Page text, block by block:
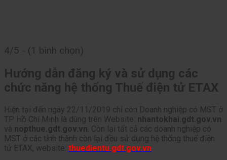
4/5 - (1 bình chọn)
Hướng dẫn đăng ký và sử dụng các
chức năng hệ thống Thuế điện tử ETAX
Hiện tại đến ngày 22/11/2019 chỉ còn Doanh nghiệp có MST ở
TP Hồ Chí Minh là dùng trên Website: nhantokhai.gdt.gov.vn
và nopthue.gdt.gov.vn . Còn lại tất cả các doanh nghiệp có
MST ở các tỉnh thành còn lại đều sử dụng hệ thống thuế điện
tử ETAX, website: thuedientu.gdt.gov.vn